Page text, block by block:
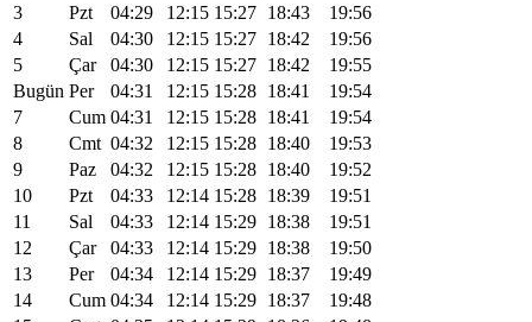
3
Pzt 04:29 12:15 15:27 18:43
19:56
4
Sal 04:30 12:15 15:27 18:42
19:56
5
Çar 04:30 12:15 15:27 18:42
19:55
Bugün Per 04:31 12:15 15:28 18:41
19:54
7
Cum 04:31 12:15 15:28 18:41
19:54
8
Cmt 04:32 12:15 15:28 18:40
19:53
9
Paz 04:32 12:15 15:28 18:40
19:52
10
Pzt 04:33 12:14 15:28 18:39
19:51
11
Sal 04:33 12:14 15:29 18:38
19:51
12
Çar 04:33 12:14 15:29 18:38
19:50
13
Per 04:34 12:14 15:29 18:37
19:49
14
Cum 04:34 12:14 15:29 18:37
19:48